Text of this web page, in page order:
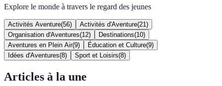
Explore le monde à travers le regard des jeunes
Activités Aventure(56) Activités d'Aventure(21 )
Organisation d'Aventures(12) Destinations(10)
Aventures en Plein Air(9) Éducation et Culture(9)
Idées d'Aventures(8) Sport et Loisirs(8)
Articles à la une